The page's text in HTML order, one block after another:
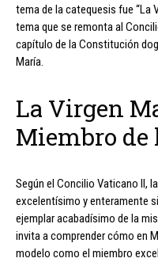
tema de la catequesis fue “La
tema que se remonta al
capítulo de la Constitución
María.
La Virgen
Miembro de
Según el Concilio Vaticano II,
excelentísimo y enteramente
ejemplar acabadísimo de la
invita a comprender cómo en
modelo como el miembro